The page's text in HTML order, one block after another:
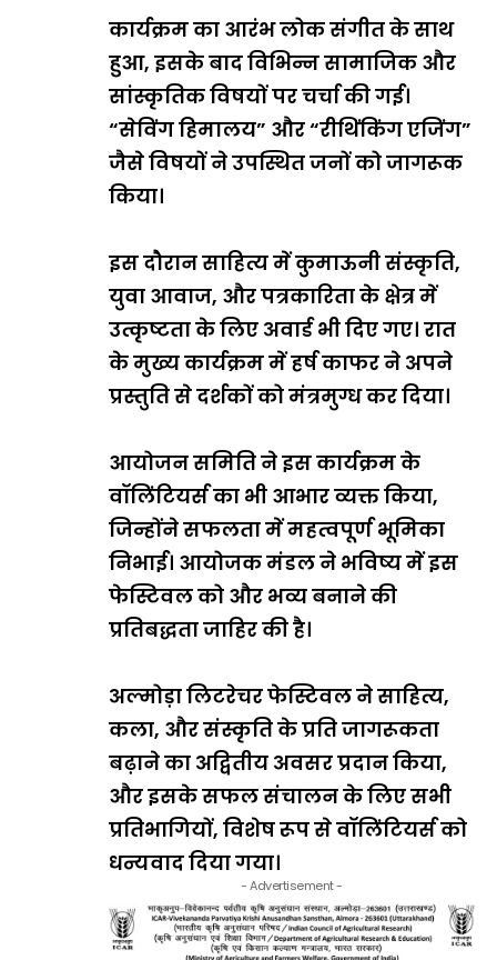
कार्यक्रम का आरंभ लोक संगीत के साथ
हुआ, इसके बाद विभिन्न सामाजिक और
सांस्कृतिक विषयों पर चर्चा की गई।
“सेविंग हिमालय” और “रीथिंकिंग एजिंग”
जैसे विषयों ने उपस्थित जनों को जागरूक
किया।
इस दौरान साहित्य में कुमाऊनी संस्कृति,
युवा आवाज, और पत्रकारिता के क्षेत्र में
उत्कृष्टता के लिए अवार्ड भी दिए गए। रात
के मुख्य कार्यक्रम में हर्ष काफर ने अपने
प्रस्तुति से दर्शकों को मंत्रमुग्ध कर दिया।
आयोजन समिति ने इस कार्यक्रम के
वॉलिंटियर्स का भी आभार व्यक्त किया,
जिन्होंने सफलता में महत्वपूर्ण भूमिका
निभाई। आयोजक मंडल ने भविष्य में इस
फेस्टिवल को और भव्य बनाने की
प्रतिबद्धता जाहिर की है।
अल्मोड़ा लिटरेचर फेस्टिवल ने साहित्य,
कला, और संस्कृति के प्रति जागरूकता
बढ़ाने का अद्वितीय अवसर प्रदान किया,
और इसके सफल संचालन के लिए सभी
प्रतिभागियों, विशेष रूप से वॉलिंटियर्स को
धन्यवाद दिया गया।
- Advertisement -